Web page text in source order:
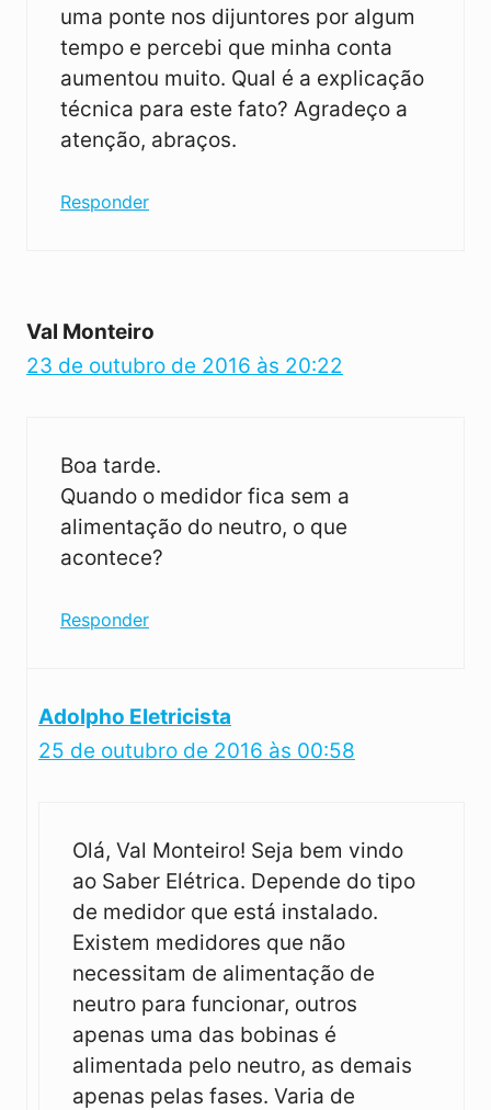
uma ponte nos dijuntores por algum
tempo e percebi que minha conta
aumentou muito. Qual é a explicação
técnica para este fato? Agradeço a
atenção, abraços.
Responder
Val Monteiro
23 de outubro de 2016 às 20:22
Boa tarde.
Quando o medidor fica sem a
alimentação do neutro, o que
acontece?
Responder
Adolpho Eletricista
25 de outubro de 2016 às 00:58
Olá, Val Monteiro! Seja bem vindo
ao Saber Elétrica. Depende do tipo
de medidor que está instalado.
Existem medidores que não
necessitam de alimentação de
neutro para funcionar, outros
apenas uma das bobinas é
alimentada pelo neutro, as demais
apenas pelas fases. Varia de